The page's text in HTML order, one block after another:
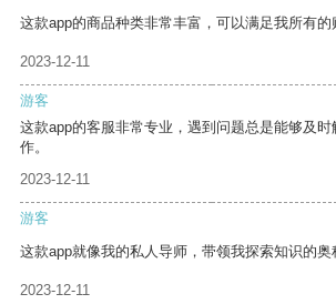
这款app的商品种类非常丰富，可以满足我所有的
2023-12-11
游客
这款app的客服非常专业，遇到问题总是能够及
作。
2023-12-11
游客
这款app就像我的私人导师，带领我探索知识的奥
2023-12-11